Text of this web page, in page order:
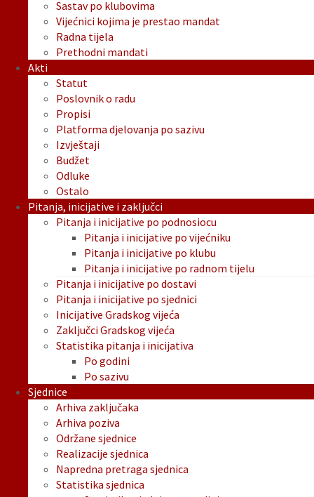
Sastav po klubovima
Vijećnici kojima je prestao mandat
Radna tijela
Prethodni mandati
Akti
Statut
Poslovnik o radu
Propisi
Platforma djelovanja po sazivu
Izvještaji
Budžet
Odluke
Ostalo
Pitanja, inicijative i zaključci
Pitanja i inicijative po podnosiocu
Pitanja i inicijative po vijećniku
Pitanja i inicijative po klubu
Pitanja i inicijative po radnom tijelu
Pitanja i inicijative po dostavi
Pitanja i inicijative po sjednici
Inicijative Gradskog vijeća
Zaključci Gradskog vijeća
Statistika pitanja i inicijativa
Po godini
Po sazivu
Sjednice
Arhiva zaključaka
Arhiva poziva
Održane sjednice
Realizacije sjednica
Napredna pretraga sjednica
Statistika sjednica